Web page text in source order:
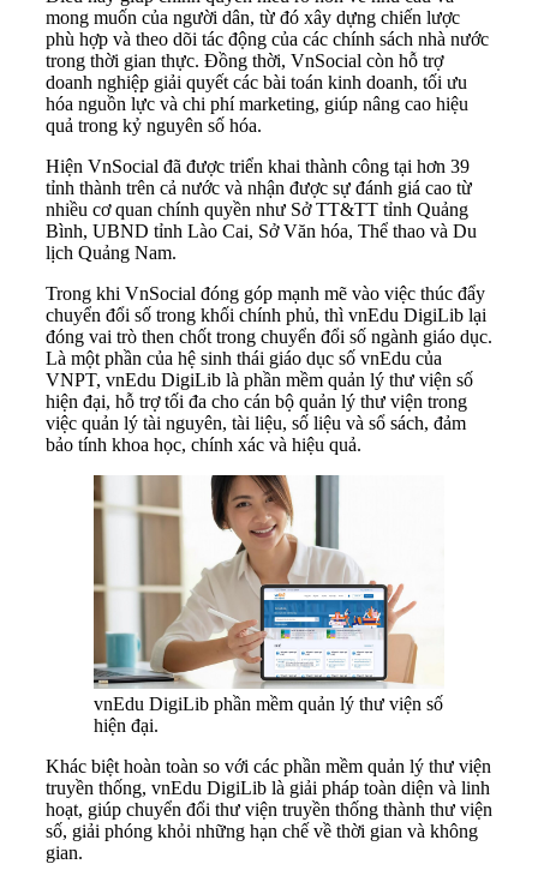
mong muốn của người dân, từ đó xây dựng chiến lược
phù hợp và theo dõi tác động của các chính sách nhà nước
trong thời gian thực. Đồng thời, VnSocial còn hỗ trợ
doanh nghiệp giải quyết các bài toán kinh doanh, tối ưu
hóa nguồn lực và chi phí marketing, giúp nâng cao hiệu
quả trong kỷ nguyên số hóa.
Hiện VnSocial đã được triển khai thành công tại hơn 39
tỉnh thành trên cả nước và nhận được sự đánh giá cao từ
nhiều cơ quan chính quyền như Sở TT&TT tỉnh Quảng
Bình, UBND tỉnh Lào Cai, Sở Văn hóa, Thể thao và Du
lịch Quảng Nam.
Trong khi VnSocial đóng góp mạnh mẽ vào việc thúc đẩy
chuyển đổi số trong khối chính phủ, thì vnEdu DigiLib lại
đóng vai trò then chốt trong chuyển đổi số ngành giáo dục.
Là một phần của hệ sinh thái giáo dục số vnEdu của
VNPT, vnEdu DigiLib là phần mềm quản lý thư viện số
hiện đại, hỗ trợ tối đa cho cán bộ quản lý thư viện trong
việc quản lý tài nguyên, tài liệu, số liệu và sổ sách, đảm
bảo tính khoa học, chính xác và hiệu quả.
vnEdu DigiLib phần mềm quản lý thư viện số
hiện đại.
Khác biệt hoàn toàn so với các phần mềm quản lý thư viện
truyền thống, vnEdu DigiLib là giải pháp toàn diện và linh
hoạt, giúp chuyển đổi thư viện truyền thống thành thư viện
số, giải phóng khỏi những hạn chế về thời gian và không
gian.